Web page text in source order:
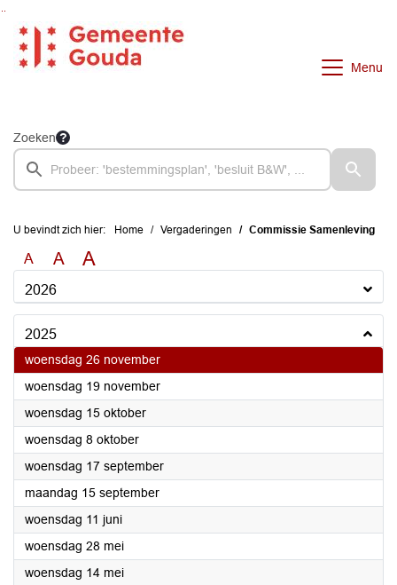
Ga naar de inhoud van deze pagina
Menu
Zoeken
U bevindt zich hier: Home Vergaderingen Commissie Samenleving
A A A
2026
2025
woensdag 26 november2025
woensdag 19 november2025
woensdag 15 oktober2025
woensdag 8 oktober2025
woensdag 17 september2025
maandag 15 september2025
woensdag 11 juni2025
woensdag 28 mei2025
woensdag 14 mei2025